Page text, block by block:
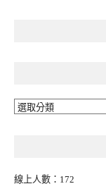
分
線上人數：172